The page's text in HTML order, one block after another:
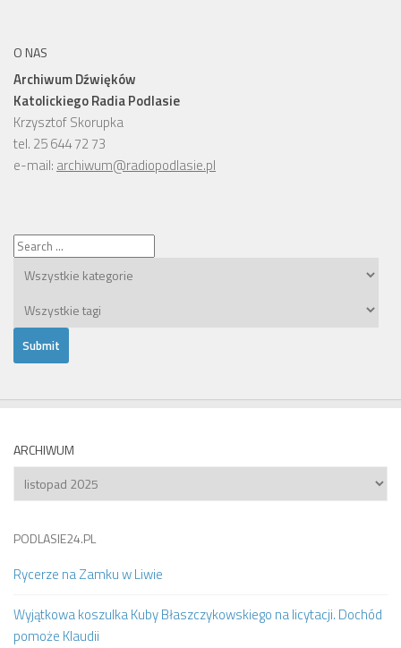
O NAS
Archiwum Dźwięków
Katolickiego Radia Podlasie
Krzysztof Skorupka
tel. 25 644 72 73
e-mail: archiwum@radiopodlasie.pl
ARCHIWUM
Archiwum
PODLASIE24.PL
Rycerze na Zamku w Liwie
Wyjątkowa koszulka Kuby Błaszczykowskiego na licytacji. Dochód
pomoże Klaudii